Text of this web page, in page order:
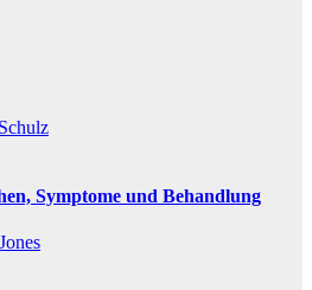
Symptome und Behandlung